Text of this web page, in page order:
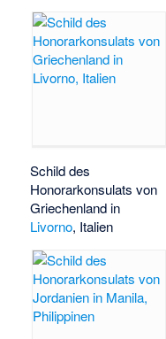
Schild des
Honorarkonsulats von
Griechenland in
Livorno, Italien